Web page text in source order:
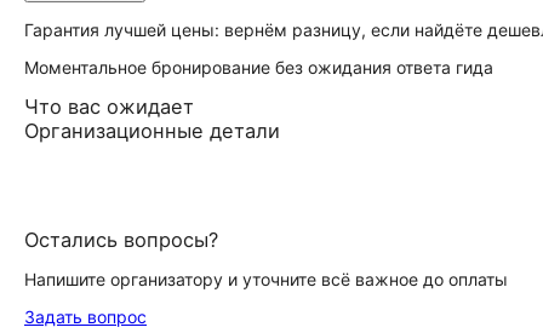
Гарантия лучшей цены: вернём разницу, если найдёте
Моментальное бронирование без ожидания ответа гида
Что вас ожидает
Организационные детали
Остались вопросы?
Напишите организатору и уточните всё важное до оплаты
Задать вопрос